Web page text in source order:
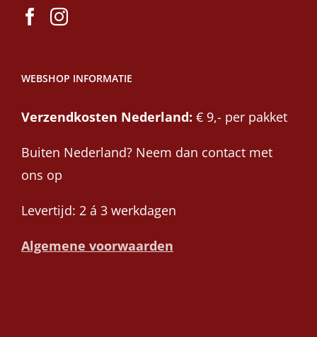
WEBSHOP INFORMATIE
Verzendkosten Nederland: € 9,- per pakket
Buiten Nederland? Neem dan contact met
ons op
Levertijd: 2 á 3 werkdagen
Algemene voorwaarden